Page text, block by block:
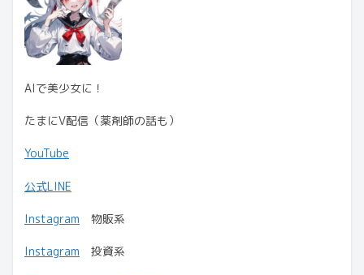
AIで美少女に！
たまにV配信（薬剤師の話も）
YouTube
公式LINE
Instagram 物販系
Instagram 投資系